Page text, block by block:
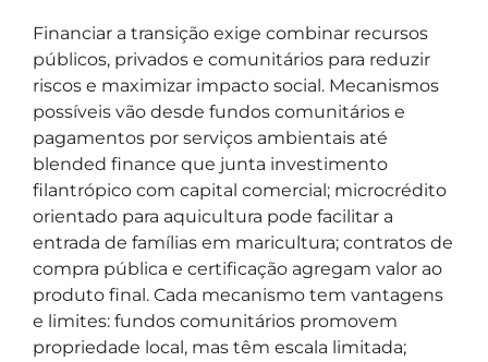
Financiar a transição exige combinar recursos
públicos, privados e comunitários para reduzir
riscos e maximizar impacto social. Mecanismos
possíveis vão desde fundos comunitários e
pagamentos por serviços ambientais até
blended finance que junta investimento
filantrópico com capital comercial; microcrédito
orientado para aquicultura pode facilitar a
entrada de famílias em maricultura; contratos de
compra pública e certificação agregam valor ao
produto final. Cada mecanismo tem vantagens
e limites: fundos comunitários promovem
propriedade local, mas têm escala limitada;